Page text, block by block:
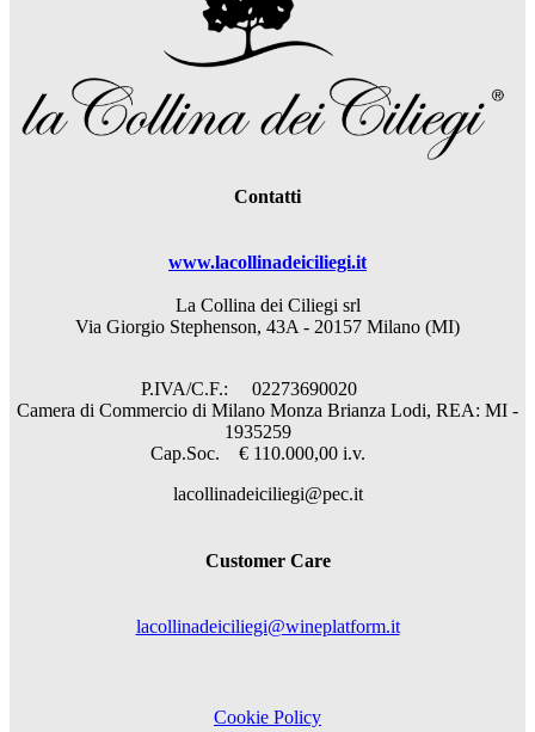
Contatti
www.lacollinadeiciliegi.it
La Collina dei Ciliegi srl
Via Giorgio Stephenson, 43A - 20157 Milano (MI)
P.IVA/C.F.: 02273690020
Camera di Commercio di Milano Monza Brianza Lodi, REA: MI -
1935259
Cap.Soc. € 110.000,00 i.v.
lacollinadeiciliegi@pec.it
Customer Care
lacollinadeiciliegi@wineplatform.it
Cookie Policy